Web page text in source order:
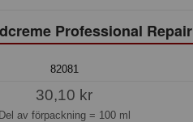
Professional Repair
82081
30,10 kr
Del av förpackning = 100 ml